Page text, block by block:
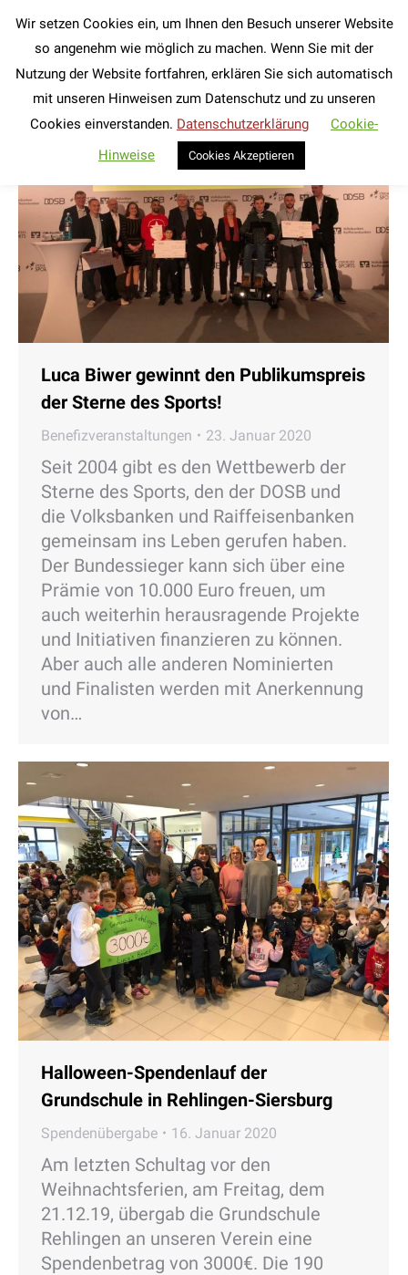
Search:
Luca Biwer gewinnt den Publikumspreis
der Sterne des Sports!
Benefizveranstaltungen 23. Januar 2020
Seit 2004 gibt es den Wettbewerb der
Sterne des Sports, den der DOSB und
die Volksbanken und Raiffeisenbanken
gemeinsam ins Leben gerufen haben.
Der Bundessieger kann sich über eine
Prämie von 10.000 Euro freuen, um
auch weiterhin herausragende Projekte
und Initiativen finanzieren zu können.
Aber auch alle anderen Nominierten
und Finalisten werden mit Anerkennung
von…
Halloween-Spendenlauf der
Grundschule in Rehlingen-Siersburg
Spendenübergabe 16. Januar 2020
Am letzten Schultag vor den
Weihnachtsferien, am Freitag, dem
21.12.19, übergab die Grundschule
Rehlingen an unseren Verein eine
Spendenbetrag von 3000€. Die 190
Wir setzen Cookies ein, um Ihnen den Besuch unserer Website
so angenehm wie möglich zu machen. Wenn Sie mit der
Nutzung der Website fortfahren, erklären Sie sich automatisch
mit unseren Hinweisen zum Datenschutz und zu unseren
Cookies einverstanden. Datenschutzerklärung
Cookie-
Hinweise
Cookies Akzeptieren